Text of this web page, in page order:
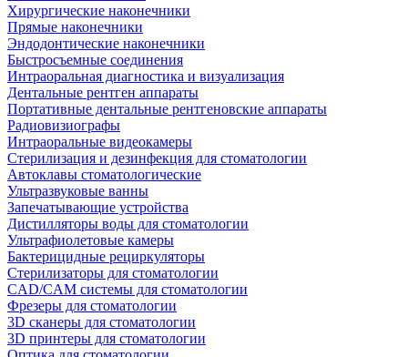
Хирургические наконечники
Прямые наконечники
Эндодонтические наконечники
Быстросъемные соединения
Интраоральная диагностика и визуализация
Дентальные рентген аппараты
Портативные дентальные рентгеновские аппараты
Радиовизиографы
Интраоральные видеокамеры
Стерилизация и дезинфекция для стоматологии
Автоклавы стоматологические
Ультразвуковые ванны
Запечатывающие устройства
Дистилляторы воды для стоматологии
Ультрафиолетовые камеры
Бактерицидные рециркуляторы
Стерилизаторы для стоматологии
CAD/CAM системы для стоматологии
Фрезеры для стоматологии
3D cканеры для стоматологии
3D принтеры для стоматологии